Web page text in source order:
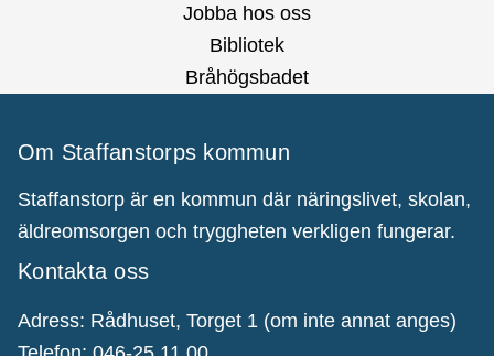
Jobba hos oss
Bibliotek
Bråhögsbadet
Om Staffanstorps kommun
Staffanstorp är en kommun där näringslivet, skolan,
äldreomsorgen och tryggheten verkligen fungerar.
Kontakta oss
Adress: Rådhuset, Torget 1 (om inte annat anges)